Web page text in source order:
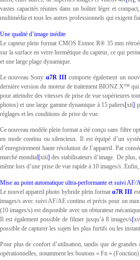
vastes capacités réunies dans un boîtier léger et
multimédia et tous les autres professionnels qui exigent
Une qualité d’image inédite
Le capteur plein format CMOS Exmor R® 35 mm
sur la surface en verre hermétique du capteur, ce qui
et une large plage dynamique.
Le nouveau Sony α7R IIIcomporte également un
dernière version du moteur de traitement BIONZ X™
pour atteindre des vitesses de prise de vue supérieures
photos) et une large gamme dynamique à 15 paliers[xii]
réglages et les conditions de prise de vue.
Ce nouveau modèle plein format a été conçu sans filtre
en mode continu ou silencieux. Il est équipé d’un
d’enregistrement haute résolution de l’appareil. Par
marché mondial[xiii] des stabilisateurs d’image. De
même lors d’une prise de vue rapide à 10 images/s.
Mise au point automatique ultra-performante et suivi AF/
Le nouvel appareil photo hybride plein format α7R III
images/s avec suivi AF/AE continu et précis pour un
(10 images/s) est disponible avec un obturateur
Il est également possible de filmer jusqu’à 8 images/s[
possible de capturer les sujets les plus furtifs ou les
Pour plus de confort d’utilisation, tandis que de grandes
opérationnelles, notamment les boutons « Fn »